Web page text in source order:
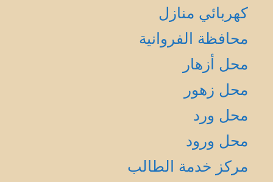
كهربائي منازل
محافظة الفروانية
محل أزهار
محل زهور
محل ورد
محل ورود
مركز خدمة الطالب